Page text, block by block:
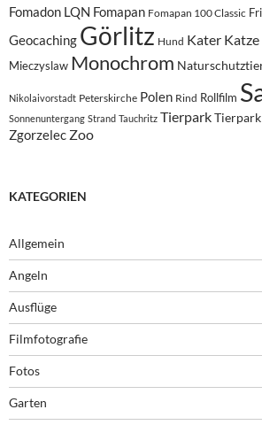
Fomadon LQN Fomapan Fomapan 100 Classic
Geocaching Görlitz Hund Kater Katze
Mieczyslaw Monochrom
Nikolaivorstadt Peterskirche Polen Rind Rollfilm
Sonnenuntergang Strand Tauchritz Tierpark
Zgorzelec Zoo
KATEGORIEN
Allgemein
Angeln
Ausflüge
Filmfotografie
Fotos
Garten